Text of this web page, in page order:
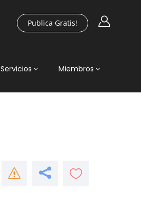
Publica Gratis!
Servicios Miembros